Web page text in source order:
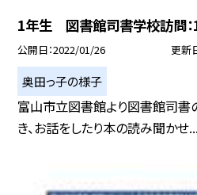
1年生 図書館司書学校訪問：1
公開日 2022/01/26 更新
奥田っ子の様子
富山市立図書館より図書館司書
き、お話をしたり本の読み聞かせ...